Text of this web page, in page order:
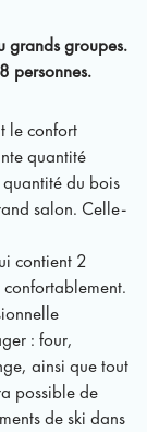
grands groupes.
personnes.
le confort
quantité
du bois
salon. Celle-
contient 2
: four,
ainsi que tout
possible de
de ski dans